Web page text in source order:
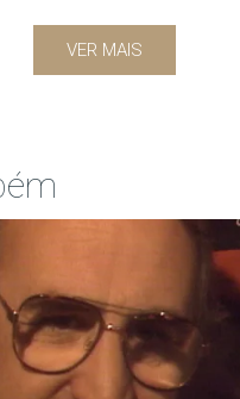
VER MAIS